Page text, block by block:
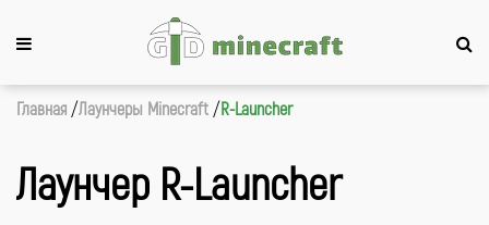
Главная Лаунчеры Minecraft R-Launcher
Лаунчер R-Launcher